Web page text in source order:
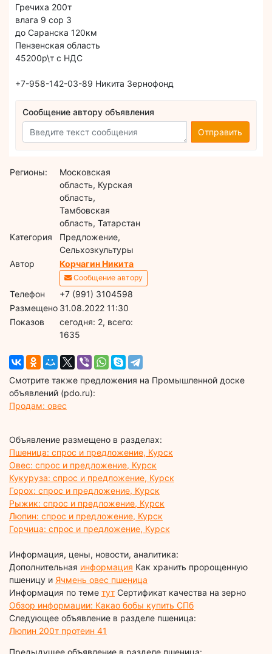
Гречиха 200т
влага 9 сор 3
до Саранска 120км
Пензенская область
45200р\т с НДС
+7-958-142-03-89 Никита Зернофонд
Сообщение автору объявления
Отправить
Регионы:
Московская
область, Курская
область,
Тамбовская
область, Татарстан
Категория
Предложение,
Сельхозкультуры
Автор
Корчагин Никита
Сообщение автору
Телефон
+7 (991) 3104598
Размещено 31.08.2022 11:30
Показов
cегодня: 2, всего:
1635
Смотрите также предложения на Промышленной доске
объявлений (pdo.ru):
Продам: овес
Объявление размещено в разделах:
Пшеница: спрос и предложение, Курск
Овес: спрос и предложение, Курск
Кукуруза: спрос и предложение, Курск
Горох: спрос и предложение, Курск
Рыжик: спрос и предложение, Курск
Люпин: спрос и предложение, Курск
Горчица: спрос и предложение, Курск
Информация, цены, новости, аналитика:
Дополнительная информация Как хранить пророщенную
пшеницу и Ячмень овес пшеница
Информация по теме тут Сертификат качества на зерно
Обзор информации: Какао бобы купить СПб
Следующее объявление в разделе пшеница:
Люпин 200т протеин 41
Предыдущее объявление в разделе пшеница: